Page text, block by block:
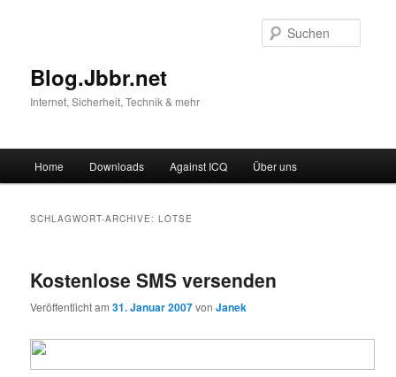
Blog.Jbbr.net
Internet, Sicherheit, Technik & mehr
Zum
Zum
wechseln
Home Downloads Against ICQ Über uns
SCHLAGWORT-ARCHIVE:LOTSE
Kostenlose SMS versenden
Veröffentlicht am31. Januar 2007vonJanek